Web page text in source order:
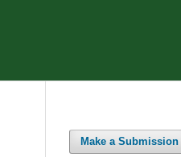
Make a Submission